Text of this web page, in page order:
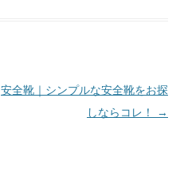
安全靴｜シンプルな安全靴をお探
しならコレ！
→